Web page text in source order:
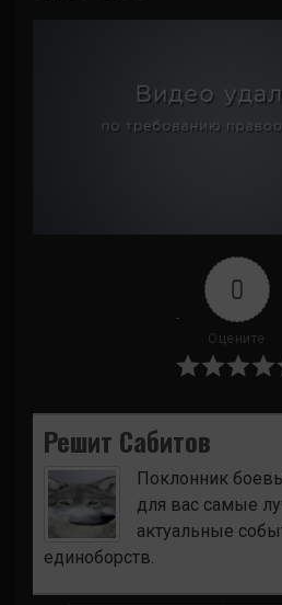
0
Оцените
Решит Сабитов
Поклонник
для вас самые
актуальные
единоборств.